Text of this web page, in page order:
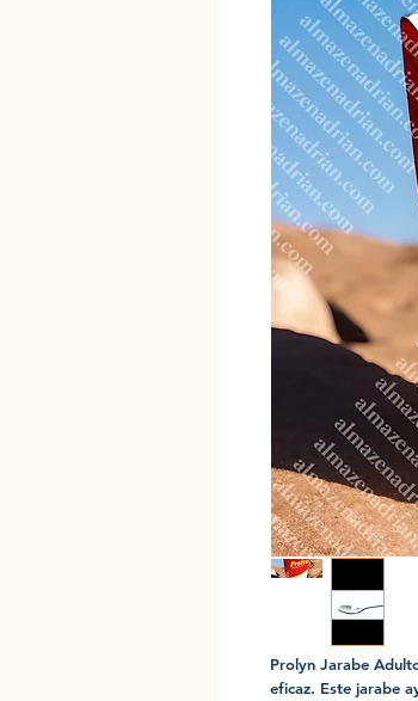
Prolyn Jarabe
eficaz. Este jarabe